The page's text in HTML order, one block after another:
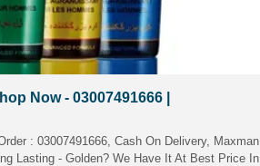
Now - 03007491666 |
: 03007491666, Cash On Delivery, Maxman
Lasting - Golden? We Have It At Best Price In